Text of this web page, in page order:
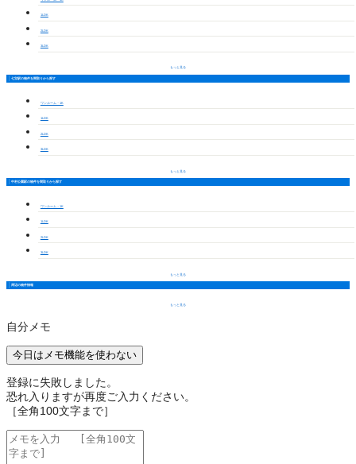
1LDK
2LDK
3LDK
もっと見る
七宝駅の物件を間取りから探す
ワンルーム・1K
1LDK
2LDK
3LDK
もっと見る
中村公園駅の物件を間取りから探す
ワンルーム・1K
1LDK
2LDK
3LDK
もっと見る
周辺の物件情報
もっと見る
自分メモ
今日はメモ機能を使わない
登録に失敗しました。
恐れ入りますが再度ご入力ください。
［全角100文字まで］